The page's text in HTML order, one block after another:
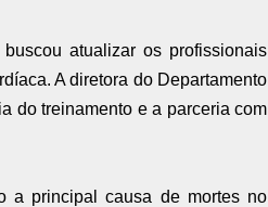
atualizar os profissionais
A diretora do Departamento
do treinamento e a parceria com
a principal causa de mortes no